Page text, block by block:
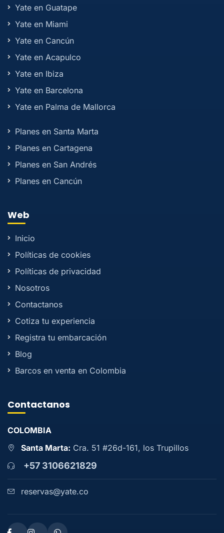
Yate en Guatape
Yate en Miami
Yate en Cancún
Yate en Acapulco
Yate en Ibiza
Yate en Barcelona
Yate en Palma de Mallorca
Planes en Santa Marta
Planes en Cartagena
Planes en San Andrés
Planes en Cancún
Web
Inicio
Políticas de cookies
Políticas de privacidad
Nosotros
Contactanos
Cotiza tu experiencia
Registra tu embarcación
Blog
Barcos en venta en Colombia
Contactanos
COLOMBIA
Santa Marta: Cra. 51 #26d-161, los Trupillos
+57 3106621829
reservas@yate.co